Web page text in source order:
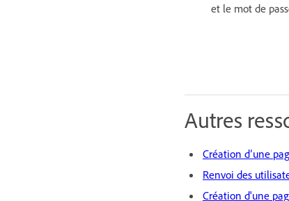
et le mot de
Autres
Création d’une
Renvoi des
Création d'une